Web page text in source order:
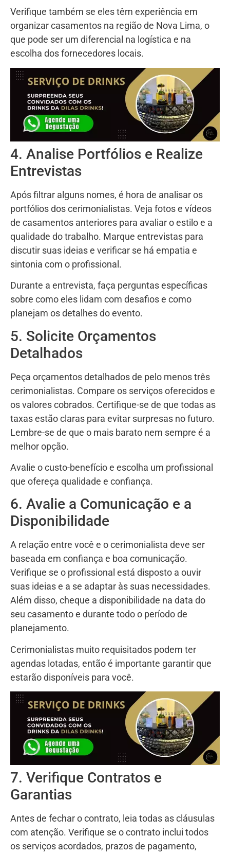
Verifique também se eles têm experiência em
organizar casamentos na região de Nova Lima, o
que pode ser um diferencial na logística e na
escolha dos fornecedores locais.
4. Analise Portfólios e Realize
Entrevistas
Após filtrar alguns nomes, é hora de analisar os
portfólios dos cerimonialistas. Veja fotos e vídeos
de casamentos anteriores para avaliar o estilo e a
qualidade do trabalho. Marque entrevistas para
discutir suas ideias e verificar se há empatia e
sintonia com o profissional.
Durante a entrevista, faça perguntas específicas
sobre como eles lidam com desafios e como
planejam os detalhes do evento.
5. Solicite Orçamentos
Detalhados
Peça orçamentos detalhados de pelo menos três
cerimonialistas. Compare os serviços oferecidos e
os valores cobrados. Certifique-se de que todas as
taxas estão claras para evitar surpresas no futuro.
Lembre-se de que o mais barato nem sempre é a
melhor opção.
Avalie o custo-benefício e escolha um profissional
que ofereça qualidade e confiança.
6. Avalie a Comunicação e a
Disponibilidade
A relação entre você e o cerimonialista deve ser
baseada em confiança e boa comunicação.
Verifique se o profissional está disposto a ouvir
suas ideias e a se adaptar às suas necessidades.
Além disso, cheque a disponibilidade na data do
seu casamento e durante todo o período de
planejamento.
Cerimonialistas muito requisitados podem ter
agendas lotadas, então é importante garantir que
estarão disponíveis para você.
7. Verifique Contratos e
Garantias
Antes de fechar o contrato, leia todas as cláusulas
com atenção. Verifique se o contrato inclui todos
os serviços acordados, prazos de pagamento,